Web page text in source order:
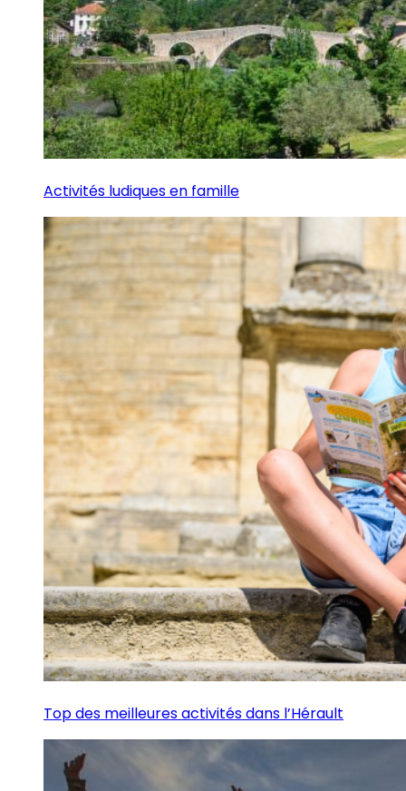
Activités ludiques en famille
Top des meilleures activités dans l’Hérault